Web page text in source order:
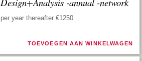
per year thereafter €1250
TOEVOEGEN AAN WINKELWAGEN